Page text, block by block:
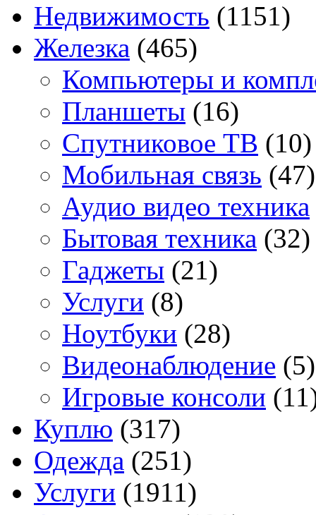
Недвижимость (1151)
Железка (465)
Компьютеры и
Планшеты (16)
Спутниковое ТВ (10)
Мобильная связь (47)
Аудио видео техника
Бытовая техника (32)
Гаджеты (21)
Услуги (8)
Ноутбуки (28)
Видеонаблюдение (5)
Игровые консоли
Куплю (317)
Одежда (251)
Услуги (1911)